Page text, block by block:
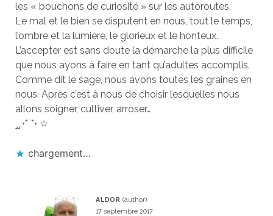
les « bouchons de curiosité » sur les autoroutes.
Le mal et le bien se disputent en nous, tout le temps,
l’ombre et la lumière, le glorieux et le honteux.
L’accepter est sans doute la démarche la plus difficile
que nous ayons à faire en tant qu’adultes accomplis.
Comme dit le sage, nous avons toutes les graines en
nous. Après c’est à nous de choisir lesquelles nous
allons soigner, cultiver, arroser…
¸¸.•*¨*• ☆
chargement…
ALDOR
17 septembre 2017